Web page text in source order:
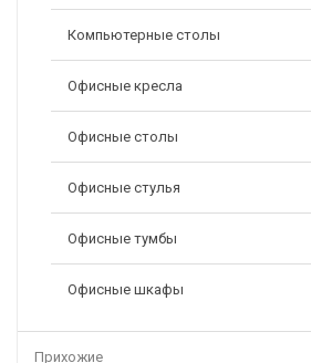
Компьютерные столы
Офисные кресла
Офисные столы
Офисные стулья
Офисные тумбы
Офисные шкафы
Прихожие